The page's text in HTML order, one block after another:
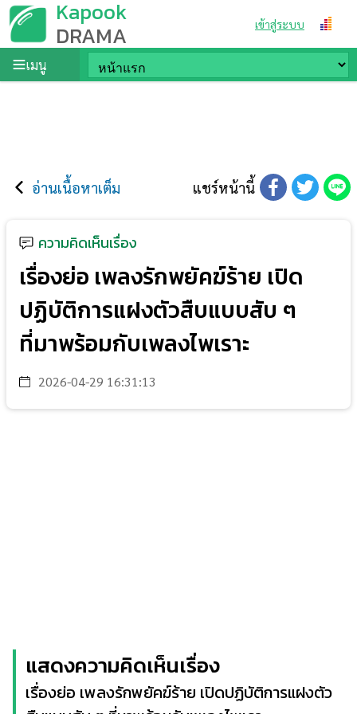
Kapook
DRAMA เข้าสู่ระบบ
เมนู
อ่านเนื้อหาเต็ม แชร์หน้านี้
ความคิดเห็นเรื่อง
เรื่องย่อ เพลงรักพยัคฆ์ร้าย เปิด
ปฏิบัติการแฝงตัวสืบแบบสับ ๆ
ที่มาพร้อมกับเพลงไพเราะ
2026-04-29 16:31:13
แสดงความคิดเห็นเรื่อง
เรื่องย่อ เพลงรักพยัคฆ์ร้าย เปิดปฏิบัติการแฝงตัว